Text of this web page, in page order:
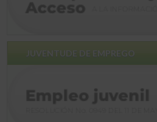
JUVENTUDE DE EMPREGO